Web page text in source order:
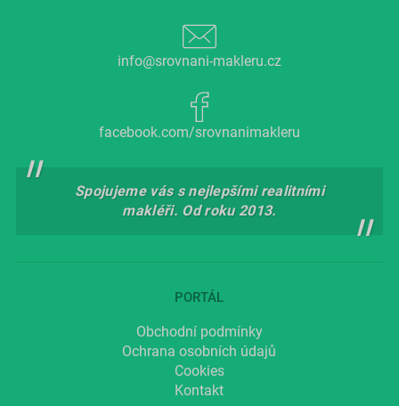
info@srovnani-makleru.cz
facebook.com/srovnanimakleru
Spojujeme vás s nejlepšími realitními
makléři. Od roku 2013.
PORTÁL
Obchodní podmínky
Ochrana osobních údajů
Cookies
Kontakt